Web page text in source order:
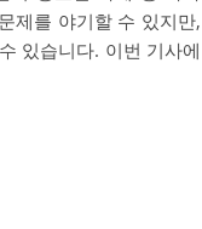
제를 야기할 수 있지만,
있습니다. 이번 기사에